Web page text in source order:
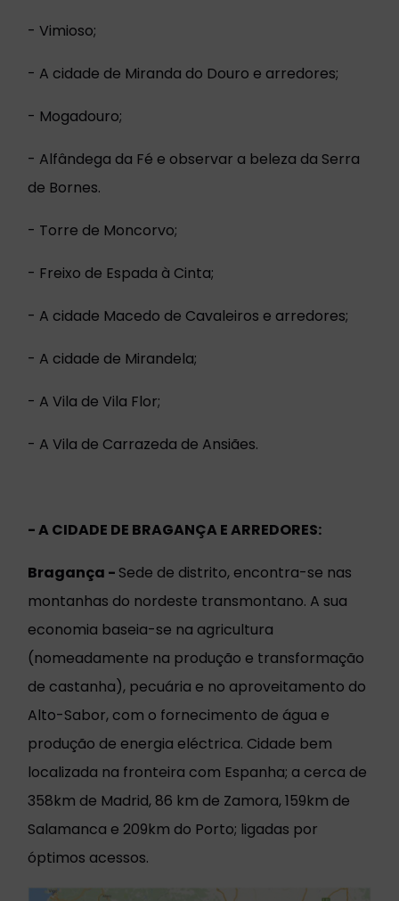
- Vimioso;
- A cidade de Miranda do Douro e arredores;
- Mogadouro;
- Alfândega da Fé e observar a beleza da Serra
de Bornes.
- Torre de Moncorvo;
- Freixo de Espada à Cinta;
- A cidade Macedo de Cavaleiros e arredores;
- A cidade de Mirandela;
- A Vila de Vila Flor;
- A Vila de Carrazeda de Ansiães.
- A CIDADE DE BRAGANÇA E ARREDORES:
Bragança - Sede de distrito, encontra-se nas
montanhas do nordeste transmontano. A sua
economia baseia-se na agricultura
(nomeadamente na produção e transformação
de castanha), pecuária e no aproveitamento do
Alto-Sabor, com o fornecimento de água e
produção de energia eléctrica. Cidade bem
localizada na fronteira com Espanha; a cerca de
358km de Madrid, 86 km de Zamora, 159km de
Salamanca e 209km do Porto; ligadas por
óptimos acessos.